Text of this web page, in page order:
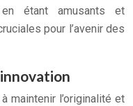
étant amusants et
pour l’avenir des
maintenir l’originalité et